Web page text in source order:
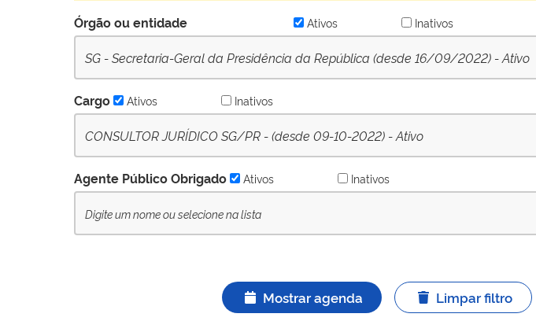
Órgão ou entidade Ativos Inativos
SG - Secretaria-Geral da Presidência da República (desde 16/09/2022) - Ativo
Cargo Ativos Inativos
CONSULTOR JURÍDICO SG/PR - (desde 09-10-2022) - Ativo
Agente Público Obrigado Ativos Inativos
Mostrar agenda Limpar filtro